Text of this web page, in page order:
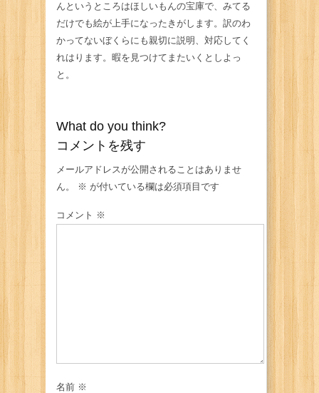
んというところはほしいもんの宝庫で、みてる
だけでも絵が上手になったきがします。訳のわ
かってないぼくらにも親切に説明、対応してく
れはります。暇を見つけてまたいくとしよっ
と。
What do you think?
コメントを残す
メールアドレスが公開されることはありませ
ん。
※ が付いている欄は必須項目です
コメント ※
名前 ※